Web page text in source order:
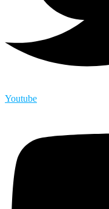
Youtube